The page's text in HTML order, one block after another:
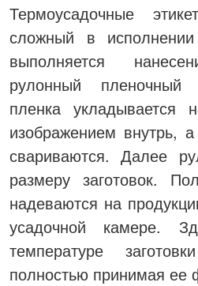
Термоусадочные
сложный в
выполняется
рулонный
пленка укладывается
изображением внутрь,
свариваются. Далее
размеру заготовок.
надеваются на
усадочной камере.
температуре
полностью принимая ее